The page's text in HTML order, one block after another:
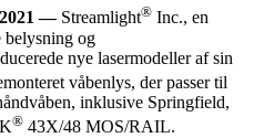
—Streamlight® Inc., en
belysning og
nye lasermodeller af sin
våbenlys, der passer til
inklusive Springfield,
® 43X/48 MOS/RAIL.